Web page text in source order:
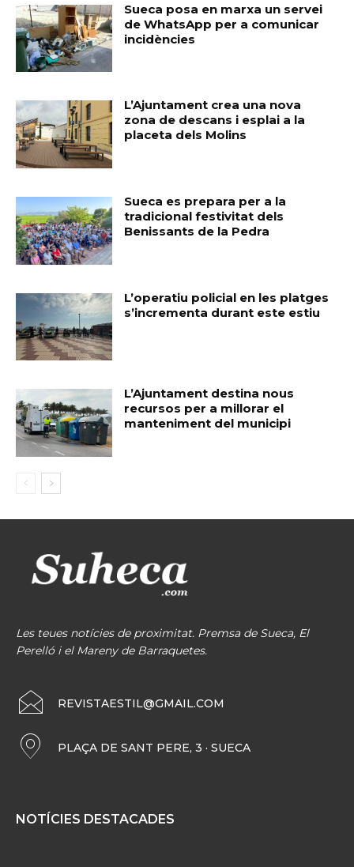
Sueca posa en marxa un servei
de WhatsApp per a comunicar
incidències
L’Ajuntament crea una nova
zona de descans i esplai a la
placeta dels Molins
Sueca es prepara per a la
tradicional festivitat dels
Benissants de la Pedra
L’operatiu policial en les platges
s’incrementa durant este estiu
L’Ajuntament destina nous
recursos per a millorar el
manteniment del municipi
Les teues notícies de proximitat. Premsa de Sueca, El
Perelló i el Mareny de Barraquetes.
REVISTAESTIL@GMAIL.COM
PLAÇA DE SANT PERE, 3 · SUECA
NOTÍCIES DESTACADES